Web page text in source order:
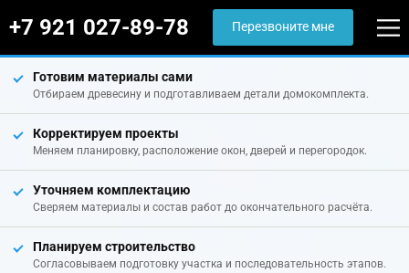
+7 921 027-89-78 Перезвоните мне
Готовим материалы сами
Отбираем древесину и подготавливаем детали домокомплекта.
Корректируем проекты
Меняем планировку, расположение окон, дверей и перегородок.
Уточняем комплектацию
Сверяем материалы и состав работ до окончательного расчёта.
Планируем строительство
Согласовываем подготовку участка и последовательность этапов.